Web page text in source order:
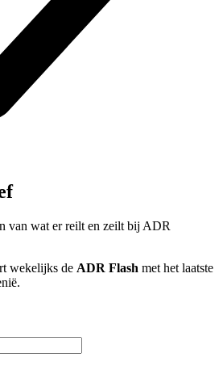
van wat er reilt en zeilt bij ADR
wekelijks de ADR Flash met het laatste